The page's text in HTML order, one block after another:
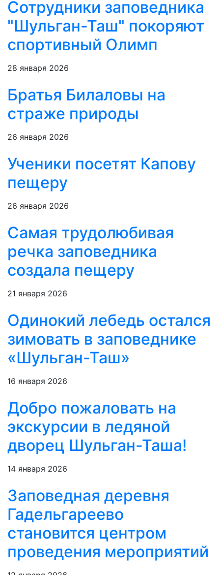
Сотрудники заповедника
"Шульган-Таш" покоряют
спортивный Олимп
28 января 2026
Братья Билаловы на
страже природы
26 января 2026
Ученики посетят Капову
пещеру
26 января 2026
Самая трудолюбивая
речка заповедника
создала пещеру
21 января 2026
Одинокий лебедь остался
зимовать в заповеднике
«Шульган-Таш»
16 января 2026
Добро пожаловать на
экскурсии в ледяной
дворец Шульган-Таша!
14 января 2026
Заповедная деревня
Гадельгареево
становится центром
проведения мероприятий